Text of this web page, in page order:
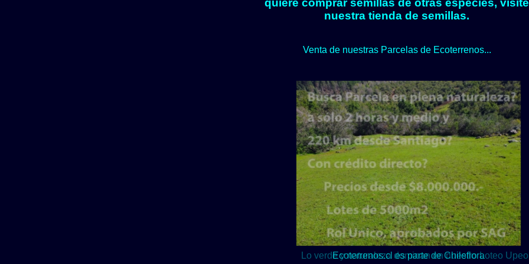
quiere comprar semillas de otras especies, visite
nuestra tienda de semillas.
Venta de nuestras Parcelas de Ecoterrenos...
Lo verde y naturaleza dominan en nuestro Loteo